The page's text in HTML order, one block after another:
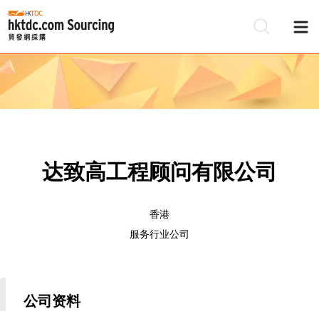
达致高工程顾问有限公司
香港
服务行业公司
公司资料